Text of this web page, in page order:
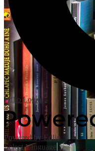
Edlio Login
Powered by Edlio
Select Language ▼